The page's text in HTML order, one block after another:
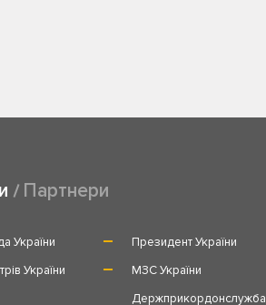
Партнери
України
Президент України
України
МЗС України
Держприкордонслужба